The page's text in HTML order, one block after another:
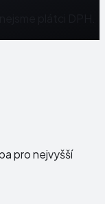
pro nejvyšší